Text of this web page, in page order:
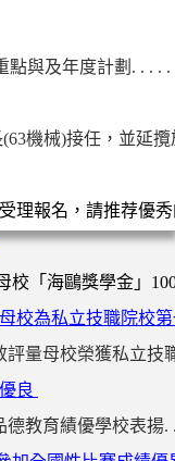
與及年度計劃. . . . .
機械)接任，並延
理報名，請推荐優
「海鷗獎學金」
校為私立技職院校
量母校榮獲私立技
良
教育績優學校表揚.